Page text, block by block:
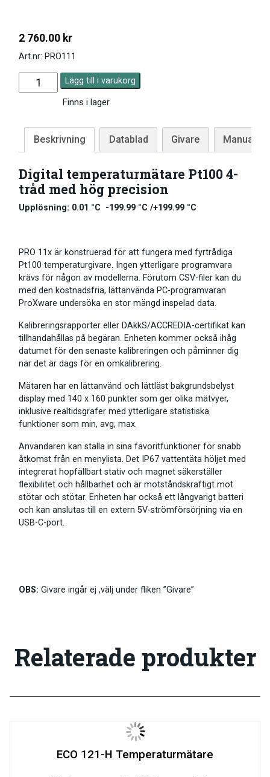
2 760.00 kr
Art.nr: PRO111
Lägg till i varukorg
Finns i lager
Beskrivning Datablad Givare Manual
Digital temperaturmätare Pt100 4-
tråd med hög precision
Upplösning: 0.01 °C -199.99 °C /+199.99 °C
PRO 11x är konstruerad för att fungera med fyrtrådiga
Pt100 temperaturgivare. Ingen ytterligare programvara
krävs för någon av modellerna. Förutom CSV-filer kan du
med den kostnadsfria, lättanvända PC-programvaran
ProXware undersöka en stor mängd inspelad data.
Kalibreringsrapporter eller DAkkS/ACCREDIA-certifikat kan
tillhandahållas på begäran. Enheten kommer också ihåg
datumet för den senaste kalibreringen och påminner dig
när det är dags för en omkalibrering.
Mätaren har en lättanvänd och lättläst bakgrundsbelyst
display med 140 x 160 punkter som ger olika mätvyer,
inklusive realtidsgrafer med ytterligare statistiska
funktioner som min, avg, max.
Användaren kan ställa in sina favoritfunktioner för snabb
åtkomst från en menylista. Det IP67 vattentäta höljet med
integrerat hopfällbart stativ och magnet säkerställer
flexibilitet och hållbarhet och är motståndskraftigt mot
stötar och stötar. Enheten har också ett långvarigt batteri
och kan anslutas till en extern 5V-strömförsörjning via en
USB-C-port.
OBS: Givare ingår ej ,välj under fliken ”Givare”
Relaterade produkter
ECO 121-H Temperaturmätare